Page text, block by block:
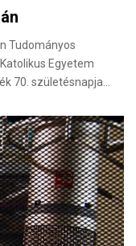
Tudományos
Egyetem
70. születésnapja…